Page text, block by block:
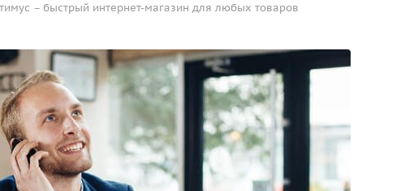
– быстрый интернет-магазин для любых товаров